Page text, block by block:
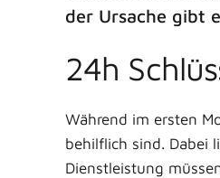
der Ursache gibt
24h
Während im ersten
behilflich sind. Dabei
Dienstleistung